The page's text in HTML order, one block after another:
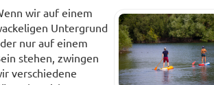
wir auf einem
Untergrund
nur auf einem
stehen, zwingen
verschiedene